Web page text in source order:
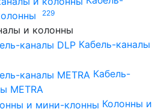
229
и колонны
Кабель-каналы
Кабель-
METRA
Колонны и